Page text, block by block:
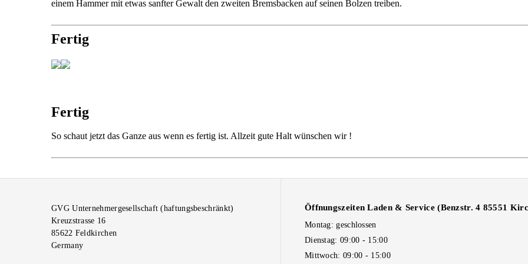
einem Hammer mit etwas sanfter Gewalt den zweiten Bremsbacken auf seinen Bolzen treiben.
Fertig
Fertig
So schaut jetzt das Ganze aus wenn es fertig ist. Allzeit gute Halt wünschen wir !
GVG Unternehmergesellschaft (haftungsbeschränkt)
Kreuzstrasse 16
85622 Feldkirchen
Germany
Öffnungszeiten Laden & Service (Benzstr. 4 85551
Montag: geschlossen
Dienstag: 09:00 - 15:00
Mittwoch: 09:00 - 15:00